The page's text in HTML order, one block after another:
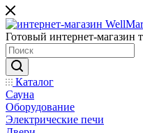
Готовый интернет-магазин
Каталог
Сауна
Оборудование
Электрические печи